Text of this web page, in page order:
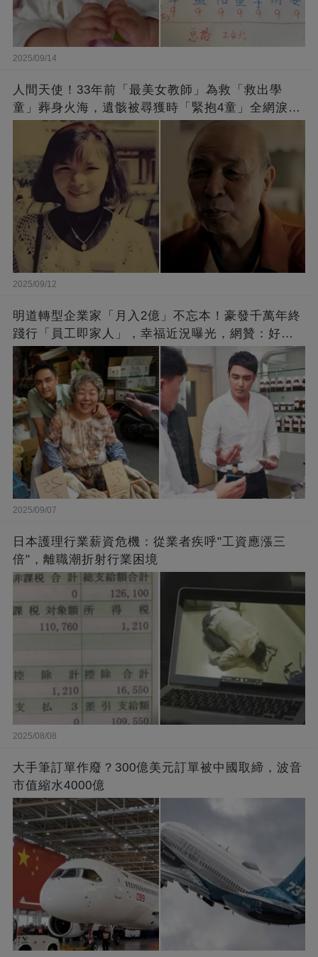
2025/09/14
人間天使！33年前「最美女教師」為救「救出學
童」葬身火海，遺骸被尋獲時「緊抱4童」全網淚
崩：真正的英雄不該被遺忘
2025/09/12
明道轉型企業家「月入2億」不忘本！豪發千萬年終
踐行「員工即家人」，幸福近況曝光，網贊：好老
闆的福報
2025/09/07
日本護理行業薪資危機：從業者疾呼"工資應漲三
倍"，離職潮折射行業困境
2025/08/08
大手筆訂單作廢？300億美元訂單被中國取締，波音
市值縮水4000億